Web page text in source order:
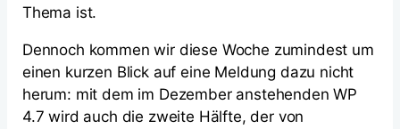
Thema ist.
Dennoch kommen wir diese Woche zumindest um
einen kurzen Blick auf eine Meldung dazu nicht
herum: mit dem im Dezember anstehenden WP
4.7 wird auch die zweite Hälfte, der von